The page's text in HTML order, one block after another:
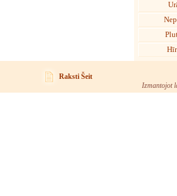
Raksti Šeit
Izmantojot